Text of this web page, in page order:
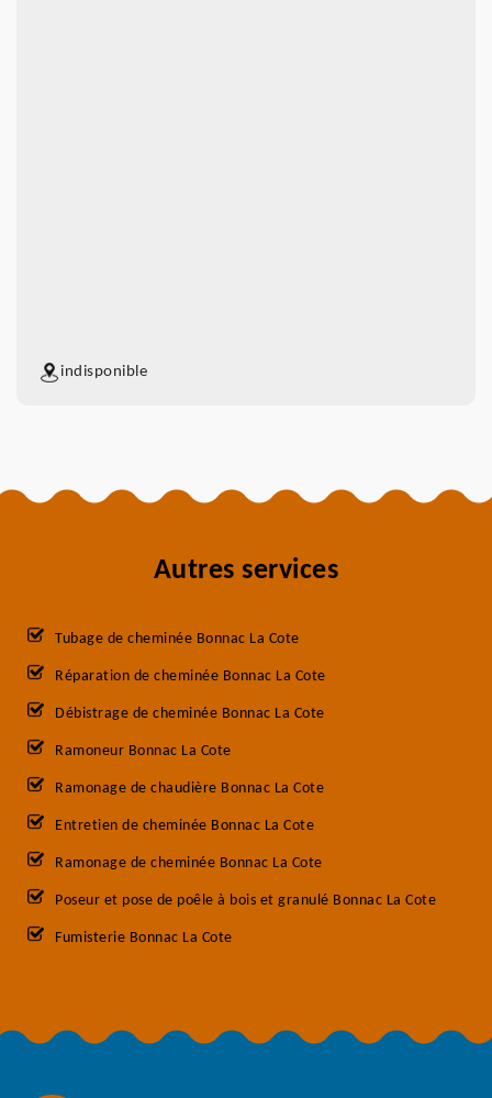
indisponible
Autres services
Tubage de cheminée Bonnac La Cote
Réparation de cheminée Bonnac La Cote
Débistrage de cheminée Bonnac La Cote
Ramoneur Bonnac La Cote
Ramonage de chaudière Bonnac La Cote
Entretien de cheminée Bonnac La Cote
Ramonage de cheminée Bonnac La Cote
Poseur et pose de poêle à bois et granulé Bonnac La Cote
Fumisterie Bonnac La Cote